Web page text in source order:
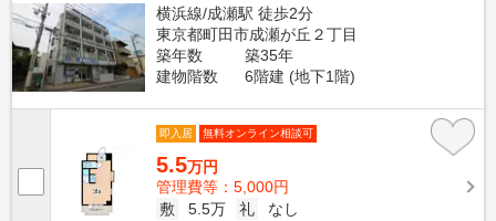
横浜線/成瀬駅 徒歩2分
東京都町田市成瀬が丘２丁目
築年数
築35年
建物階数
6階建 (地下1階)
即入居 無料オンライン相談可
5.5万円
管理費等：5,000円
敷
5.5万 礼
なし